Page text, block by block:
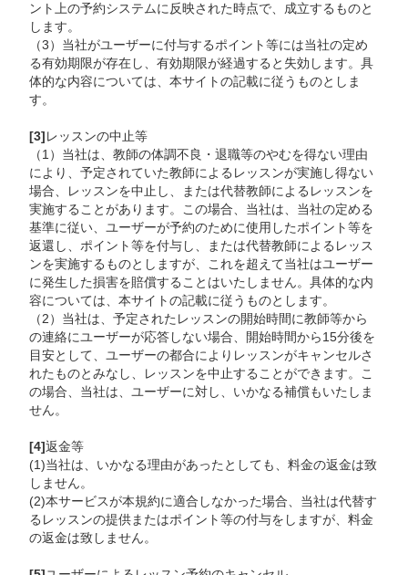
ント上の予約システムに反映された時点で、成立するものと
します。
（3）当社がユーザーに付与するポイント等には当社の定め
る有効期限が存在し、有効期限が経過すると失効します。具
体的な内容については、本サイトの記載に従うものとしま
す。
[3] レッスンの中止等
（1）当社は、教師の体調不良・退職等のやむを得ない理由
により、予定されていた教師によるレッスンが実施し得ない
場合、レッスンを中止し、または代替教師によるレッスンを
実施することがあります。この場合、当社は、当社の定める
基準に従い、ユーザーが予約のために使用したポイント等を
返還し、ポイント等を付与し、または代替教師によるレッス
ンを実施するものとしますが、これを超えて当社はユーザー
に発生した損害を賠償することはいたしません。具体的な内
容については、本サイトの記載に従うものとします。
（2）当社は、予定されたレッスンの開始時間に教師等から
の連絡にユーザーが応答しない場合、開始時間から15分後を
目安として、ユーザーの都合によりレッスンがキャンセルさ
れたものとみなし、レッスンを中止することができます。こ
の場合、当社は、ユーザーに対し、いかなる補償もいたしま
せん。
[4]返金等
(1)当社は、いかなる理由があったとしても、料金の返金は致
しません。
(2)本サービスが本規約に適合しなかった場合、当社は代替す
るレッスンの提供またはポイント等の付与をしますが、料金
の返金は致しません。